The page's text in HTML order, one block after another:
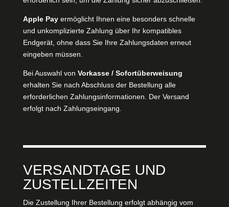
Apple Payermöglicht Ihnen eine besonders schnelle
und unkomplizierte Zahlung über Ihr kompatibles
Endgerät, ohne dass Sie Ihre Zahlungsdaten erneut
eingeben müssen.
Bei Auswahl von Vorkasse / Sofortüberweisung
erhalten Sie nach Abschluss der Bestellung alle
erforderlichen Zahlungsinformationen. Der Versand
erfolgt nach Zahlungseingang.
VERSANDTAGE UND
ZUSTELLZEITEN
Die Zustellung Ihrer Bestellung erfolgt abhängig vom